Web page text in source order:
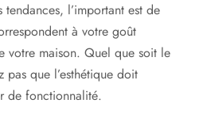
l’important est de
à votre goût
votre maison. Quel que soit le
pas que l’esthétique doit
de fonctionnalité.